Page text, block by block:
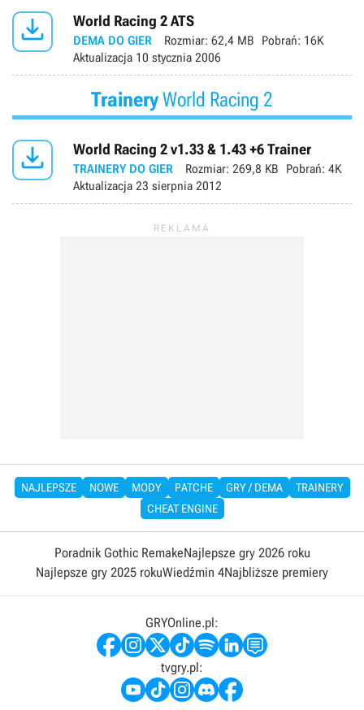
 World Racing 2 ATS
DEMA DO GIER Rozmiar: 62,4 MB Pobrań: 16K
Aktualizacja 10 stycznia 2006
TraineryWorld Racing 2
 World Racing 2 v1.33 & 1.43 +6 Trainer
TRAINERY DO GIER Rozmiar: 269,8 KB Pobrań: 4K
Aktualizacja 23 sierpnia 2012
NAJLEPSZE NOWE MODY PATCHE GRY / DEMA
TRAINERY
CHEAT ENGINE
Poradnik Gothic RemakeNajlepsze gry 2026 roku
Najlepsze gry 2025 rokuWiedźmin 4Najbliższe premiery
GRYOnline.pl:
tvgry.pl: